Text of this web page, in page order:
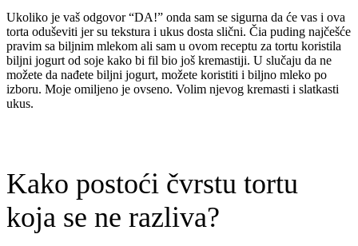
Ukoliko je vaš odgovor “DA!” onda sam se sigurna da će vas i ova
torta oduševiti jer su tekstura i ukus dosta slični. Čia puding najčešće
pravim sa biljnim mlekom ali sam u ovom receptu za tortu koristila
biljni jogurt od soje kako bi fil bio još kremastiji. U slučaju da ne
možete da nađete biljni jogurt, možete koristiti i biljno mleko po
izboru. Moje omiljeno je ovseno. Volim njevog kremasti i slatkasti
ukus.
Kako postoći čvrstu tortu
koja se ne razliva?